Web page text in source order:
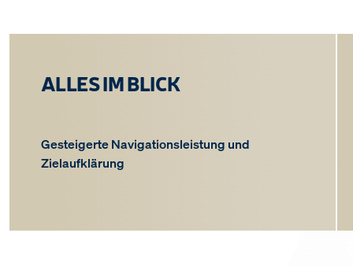
ALLES IM BLICK
Gesteigerte Navigationsleistung und
Zielaufklärung